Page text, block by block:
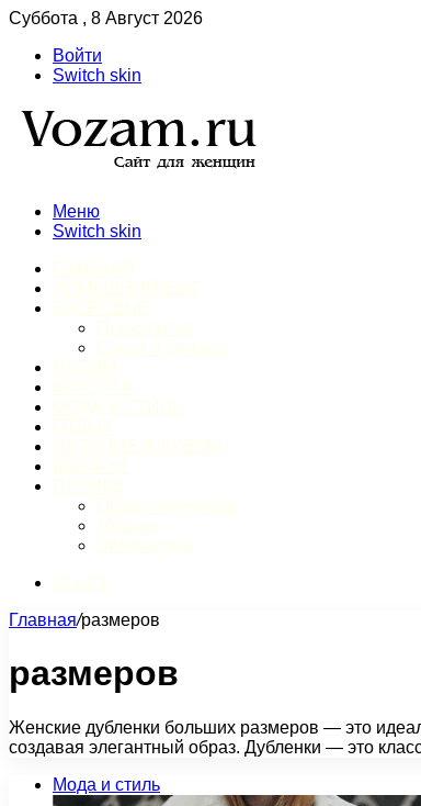
Суббота , 8 Август 2026
Войти
Switch skin
Меню
Switch skin
Главная/размеров
размеров
Женские дубленки больших размеров — это
создавая элегантный образ. Дубленки — это
Мода и стиль